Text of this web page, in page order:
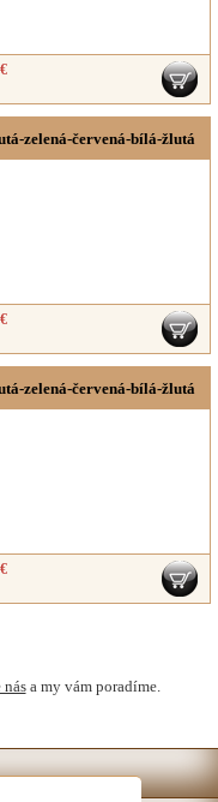
zelená-červená-bílá-žlutá
zelená-červená-bílá-žlutá
a my vám poradíme.